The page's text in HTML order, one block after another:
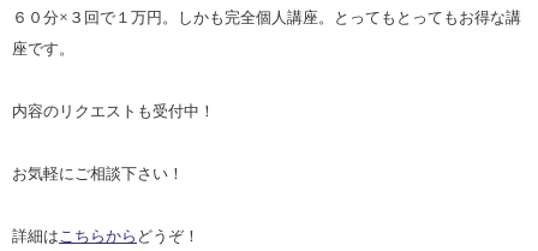
６０分×３回で１万円。しかも完全個人講座。とってもとってもお得な講
座です。
内容のリクエストも受付中！
お気軽にご相談下さい！
詳細はこちらからどうぞ！